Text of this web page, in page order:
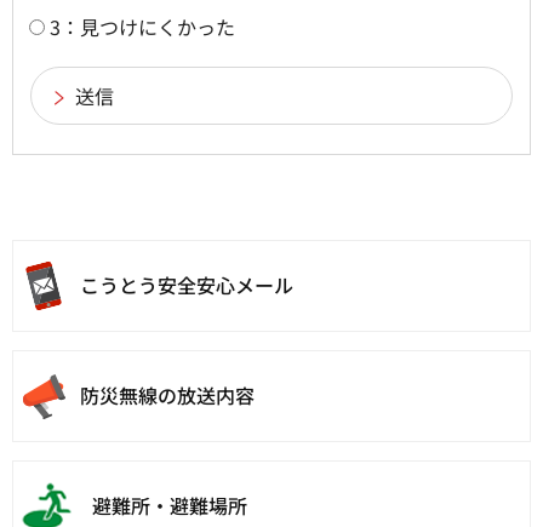
3：見つけにくかった
こうとう安全安心メール
防災無線の放送内容
避難所・避難場所